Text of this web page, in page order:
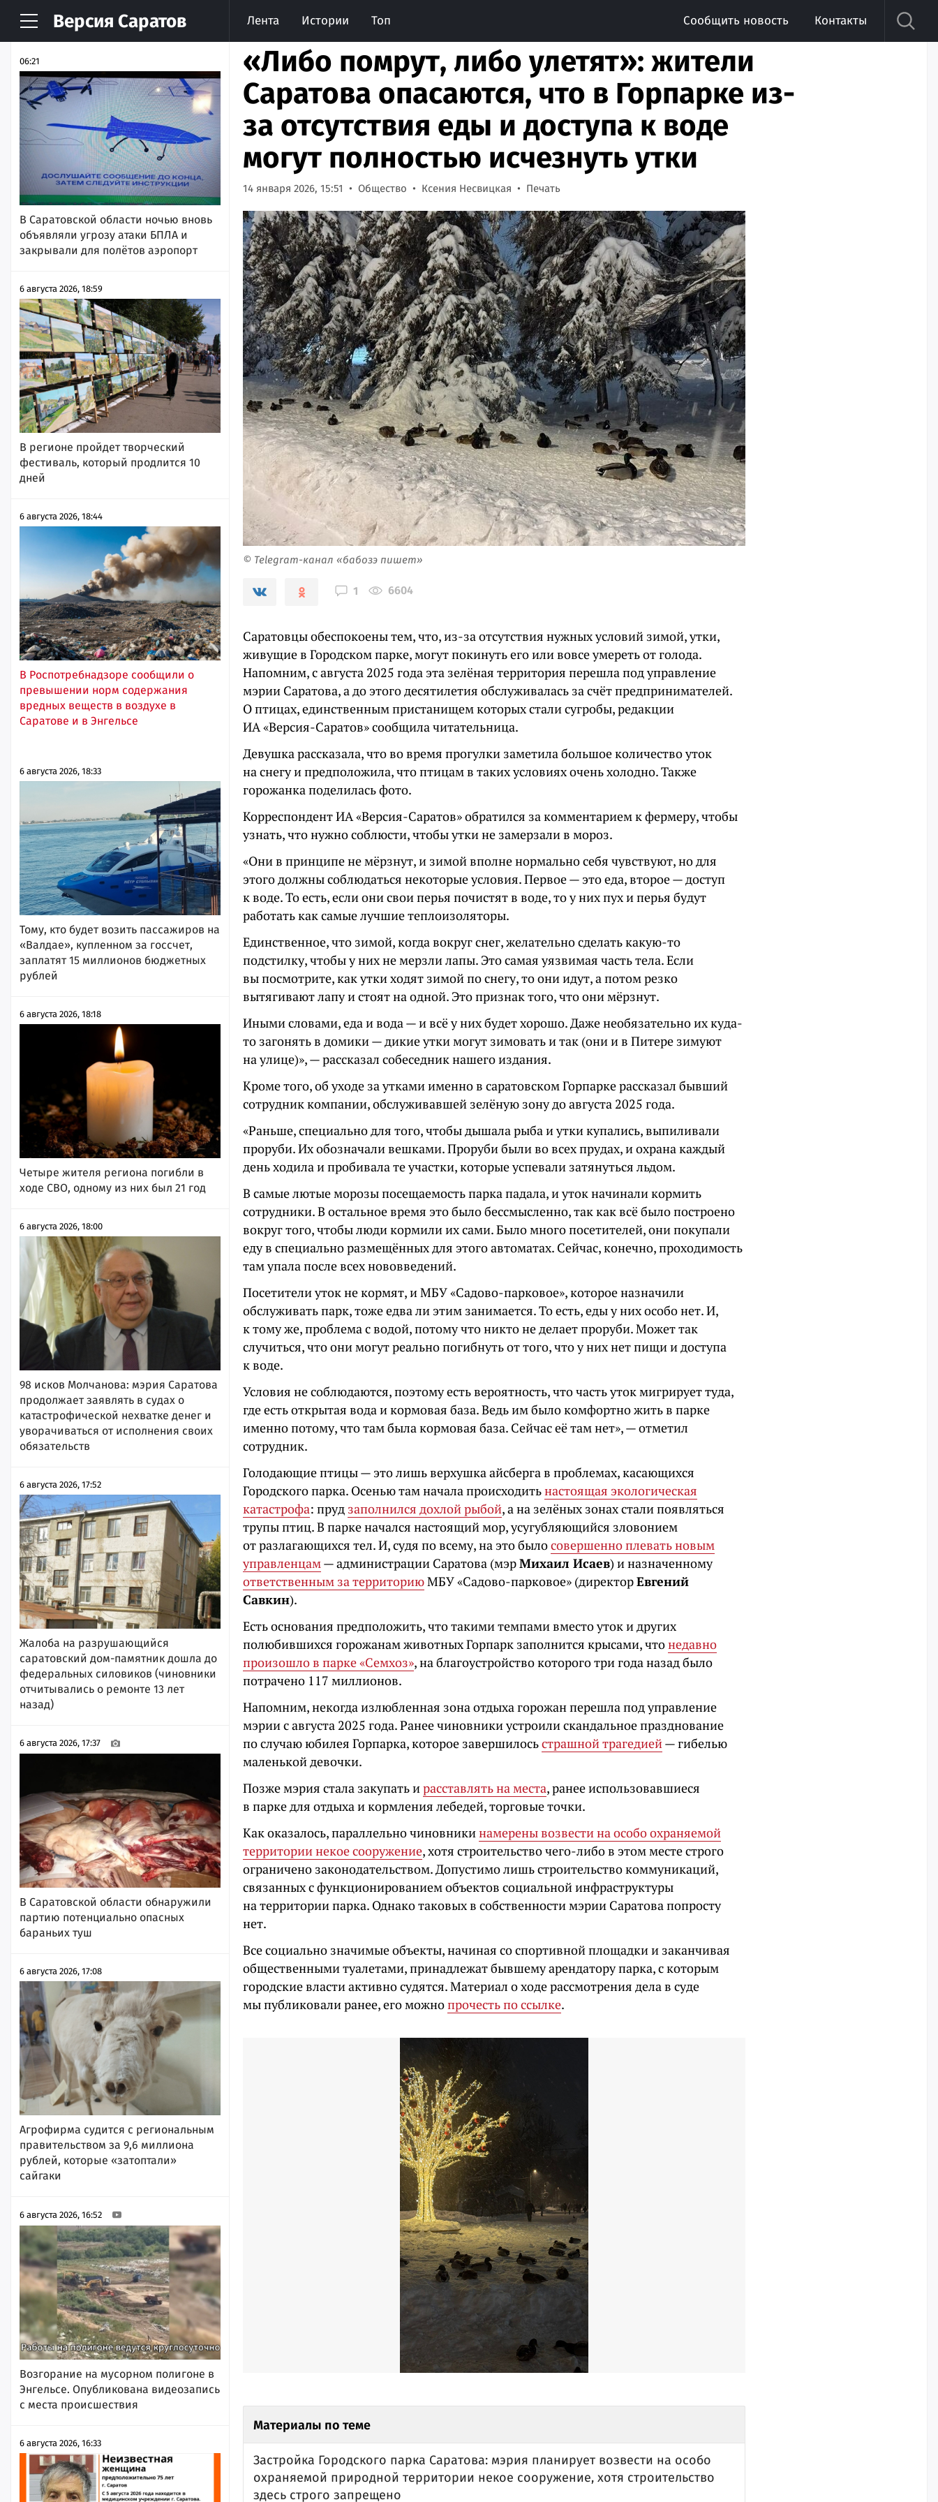
Версия Саратов Лента Истории Топ Сообщить новость Контакты
НОВОСТИ АРХИВ
06:21
В Саратовской области ночью вновь
объявляли угрозу атаки БПЛА и
закрывали для полётов аэропорт
6 августа 2026, 18:59
В регионе пройдет творческий
фестиваль, который продлится 10
дней
6 августа 2026, 18:44
В Роспотребнадзоре сообщили о
превышении норм содержания
вредных веществ в воздухе в
Саратове и в Энгельсе
6 августа 2026, 18:33
Тому, кто будет возить пассажиров на
«Валдае», купленном за госсчет,
заплатят 15 миллионов бюджетных
рублей
6 августа 2026, 18:18
Четыре жителя региона погибли в
ходе СВО, одному из них был 21 год
6 августа 2026, 18:00
98 исков Молчанова: мэрия Саратова
продолжает заявлять в судах о
катастрофической нехватке денег и
уворачиваться от исполнения своих
обязательств
6 августа 2026, 17:52
Жалоба на разрушающийся
саратовский дом-памятник дошла до
федеральных силовиков (чиновники
отчитывались о ремонте 13 лет
назад)
6 августа 2026, 17:37
В Саратовской области обнаружили
партию потенциально опасных
бараньих туш
6 августа 2026, 17:08
Агрофирма судится с региональным
правительством за 9,6 миллиона
рублей, которые «затоптали»
сайгаки
6 августа 2026, 16:52
Возгорание на мусорном полигоне в
Энгельсе. Опубликована видеозапись
с места происшествия
6 августа 2026, 16:33
«Либо помрут, либо улетят»: жители
Саратова опасаются, что в Горпарке из-
за отсутствия еды и доступа к воде
могут полностью исчезнуть утки
14 января 2026, 15:51 Общество Ксения Несвицкая Печать
© Telegram-канал «бабозэ пишет»
1 6604
Саратовцы обеспокоены тем, что, из-за отсутствия нужных условий зимой, утки,
живущие в Городском парке, могут покинуть его или вовсе умереть от голода.
Напомним, с августа 2025 года эта зелёная территория перешла под управление
мэрии Саратова, а до этого десятилетия обслуживалась за счёт предпринимателей.
О птицах, единственным пристанищем которых стали сугробы, редакции
ИА «Версия-Саратов» сообщила читательница.
Девушка рассказала, что во время прогулки заметила большое количество уток
на снегу и предположила, что птицам в таких условиях очень холодно. Также
горожанка поделилась фото.
Корреспондент ИА «Версия-Саратов» обратился за комментарием к фермеру, чтобы
узнать, что нужно соблюсти, чтобы утки не замерзали в мороз.
«Они в принципе не мёрзнут, и зимой вполне нормально себя чувствуют, но для
этого должны соблюдаться некоторые условия. Первое — это еда, второе — доступ
к воде. То есть, если они свои перья почистят в воде, то у них пух и перья будут
работать как самые лучшие теплоизоляторы.
Единственное, что зимой, когда вокруг снег, желательно сделать какую-то
подстилку, чтобы у них не мерзли лапы. Это самая уязвимая часть тела. Если
вы посмотрите, как утки ходят зимой по снегу, то они идут, а потом резко
вытягивают лапу и стоят на одной. Это признак того, что они мёрзнут.
Иными словами, еда и вода — и всё у них будет хорошо. Даже необязательно их куда-
то загонять в домики — дикие утки могут зимовать и так (они и в Питере зимуют
на улице)», — рассказал собеседник нашего издания.
Кроме того, об уходе за утками именно в саратовском Горпарке рассказал бывший
сотрудник компании, обслуживавшей зелёную зону до августа 2025 года.
«Раньше, специально для того, чтобы дышала рыба и утки купались, выпиливали
проруби. Их обозначали вешками. Проруби были во всех прудах, и охрана каждый
день ходила и пробивала те участки, которые успевали затянуться льдом.
В самые лютые морозы посещаемость парка падала, и уток начинали кормить
сотрудники. В остальное время это было бессмысленно, так как всё было построено
вокруг того, чтобы люди кормили их сами. Было много посетителей, они покупали
еду в специально размещённых для этого автоматах. Сейчас, конечно, проходимость
там упала после всех нововведений.
Посетители уток не кормят, и МБУ «Садово-парковое», которое назначили
обслуживать парк, тоже едва ли этим занимается. То есть, еды у них особо нет. И,
к тому же, проблема с водой, потому что никто не делает проруби. Может так
случиться, что они могут реально погибнуть от того, что у них нет пищи и доступа
к воде.
Условия не соблюдаются, поэтому есть вероятность, что часть уток мигрирует туда,
где есть открытая вода и кормовая база. Ведь им было комфортно жить в парке
именно потому, что там была кормовая база. Сейчас её там нет», — отметил
сотрудник.
Голодающие птицы — это лишь верхушка айсберга в проблемах, касающихся
Городского парка. Осенью там начала происходитьнастоящая экологическая
катастрофа: пруд заполнился дохлой рыбой, а на зелёных зонах стали появляться
трупы птиц. В парке начался настоящий мор, усугубляющийся зловонием
от разлагающихся тел. И, судя по всему, на это былосовершенно плевать новым
управленцам— администрации Саратова (мэрМихаил Исаев) и назначенному
ответственным за территориюМБУ «Садово-парковое» (директорЕвгений
Савкин).
Есть основания предположить, что такими темпами вместо уток и других
полюбившихся горожанам животных Горпарк заполнится крысами, чтонедавно
произошло в парке «Семхоз», на благоустройство которого три года назад было
потрачено 117 миллионов.
Напомним, некогда излюбленная зона отдыха горожан перешла под управление
мэрии с августа 2025 года. Ранее чиновники устроили скандальное празднование
по случаю юбилея Горпарка, которое завершилосьстрашной трагедией— гибелью
маленькой девочки.
Позже мэрия стала закупать ирасставлять на места, ранее использовавшиеся
в парке для отдыха и кормления лебедей, торговые точки.
Как оказалось, параллельно чиновникинамерены возвести на особо охраняемой
территории некое сооружение, хотя строительство чего-либо в этом месте строго
ограничено законодательством. Допустимо лишь строительство коммуникаций,
связанных с функционированием объектов социальной инфраструктуры
на территории парка. Однако таковых в собственности мэрии Саратова попросту
нет.
Все социально значимые объекты, начиная со спортивной площадки и заканчивая
общественными туалетами, принадлежат бывшему арендатору парка, с которым
городские власти активно судятся. Материал о ходе рассмотрения дела в суде
мы публиковали ранее, его можнопрочесть по ссылке.
Материалы по теме
Застройка Городского парка Саратова: мэрия планирует возвести на особо
охраняемой природной территории некое сооружение, хотя строительство
здесь строго запрещено